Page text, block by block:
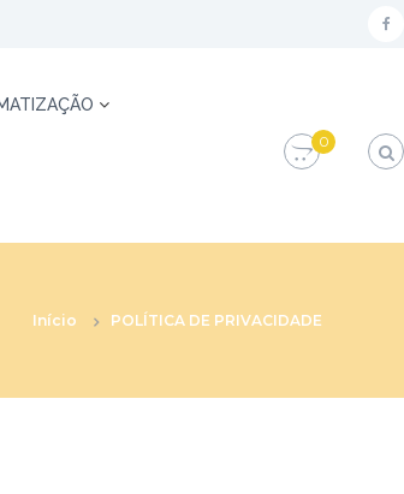
f
e
b
0
Início POLÍTICA DE PRIVACIDADE